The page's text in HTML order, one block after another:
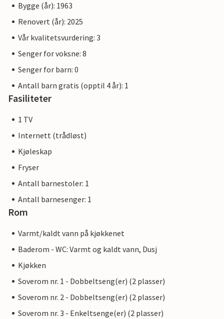
Bygge (år): 1963
Renovert (år): 2025
Vår kvalitetsvurdering: 3
Senger for voksne: 8
Senger for barn: 0
Antall barn gratis (opptil 4 år): 1
Fasiliteter
1 TV
Internett (trådløst)
Kjøleskap
Fryser
Antall barnestoler: 1
Antall barnesenger: 1
Rom
Varmt/kaldt vann på kjøkkenet
Baderom - WC: Varmt og kaldt vann, Dusj
Kjøkken
Soverom nr. 1 - Dobbeltseng(er) (2 plasser)
Soverom nr. 2 - Dobbeltseng(er) (2 plasser)
Soverom nr. 3 - Enkeltsenge(er) (2 plasser)